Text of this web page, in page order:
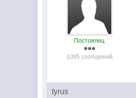
Постоялец
1095 сообщений
tyrus